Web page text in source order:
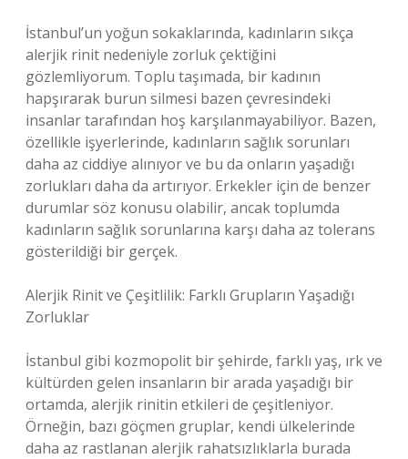
İstanbul’un yoğun sokaklarında, kadınların sıkça
alerjik rinit nedeniyle zorluk çektiğini
gözlemliyorum. Toplu taşımada, bir kadının
hapşırarak burun silmesi bazen çevresindeki
insanlar tarafından hoş karşılanmayabiliyor. Bazen,
özellikle işyerlerinde, kadınların sağlık sorunları
daha az ciddiye alınıyor ve bu da onların yaşadığı
zorlukları daha da artırıyor. Erkekler için de benzer
durumlar söz konusu olabilir, ancak toplumda
kadınların sağlık sorunlarına karşı daha az tolerans
gösterildiği bir gerçek.
Alerjik Rinit ve Çeşitlilik: Farklı Grupların Yaşadığı
Zorluklar
İstanbul gibi kozmopolit bir şehirde, farklı yaş, ırk ve
kültürden gelen insanların bir arada yaşadığı bir
ortamda, alerjik rinitin etkileri de çeşitleniyor.
Örneğin, bazı göçmen gruplar, kendi ülkelerinde
daha az rastlanan alerjik rahatsızlıklarla burada